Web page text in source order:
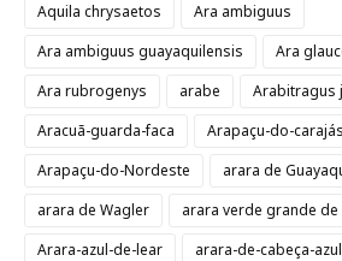
Aquila chrysaetos
Ara ambiguus
Ara ambiguus guayaquilensis
Ara
Ara rubrogenys
arabe
Arabitragus
Aracuã-guarda-faca
Arapaçu-do-carajás
Arapaçu-do-Nordeste
arara de
arara de Wagler
arara verde grande de
Arara-azul-de-lear
arara-de-cabeça-azul